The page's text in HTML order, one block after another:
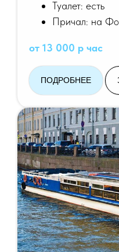
Туалет: есть
Причал: на
от 13 000 р час
ПОДРОБНЕЕ